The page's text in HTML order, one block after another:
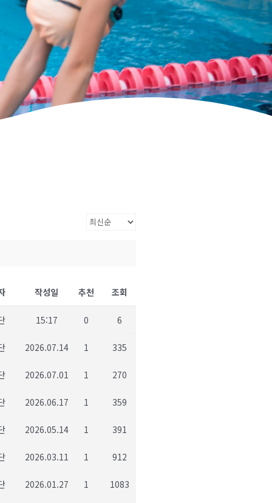
작성일 추천 조회
15:17 0 6
2026.07.14 1 335
2026.07.01 1 270
2026.06.17 1 359
2026.05.14 1 391
2026.03.11 1 912
2026.01.27 1 1083